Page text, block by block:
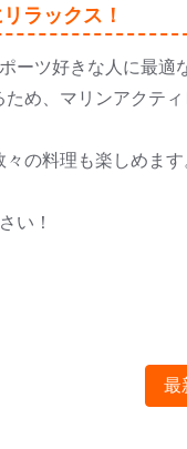
ラックス！
ーツ好きな人に最適
め、マリンアクテ
の料理も楽しめます
い！
最